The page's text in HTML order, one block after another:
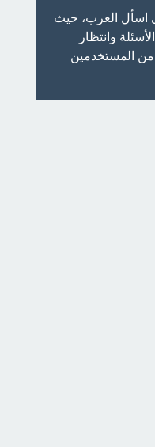
اسأل العرب، حيث
وانتظار
من المستخدمين